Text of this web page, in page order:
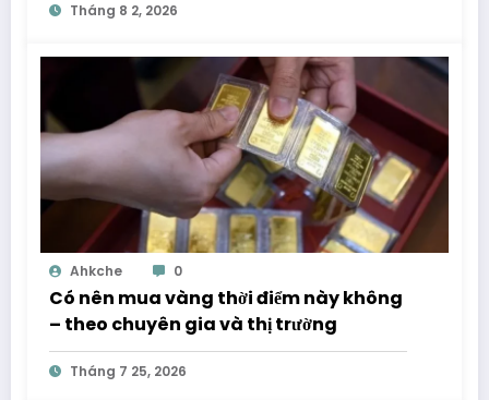
Tháng 8 2, 2026
Ahkche 0
Có nên mua vàng thời điểm này không
– theo chuyên gia và thị trường
Tháng 7 25, 2026